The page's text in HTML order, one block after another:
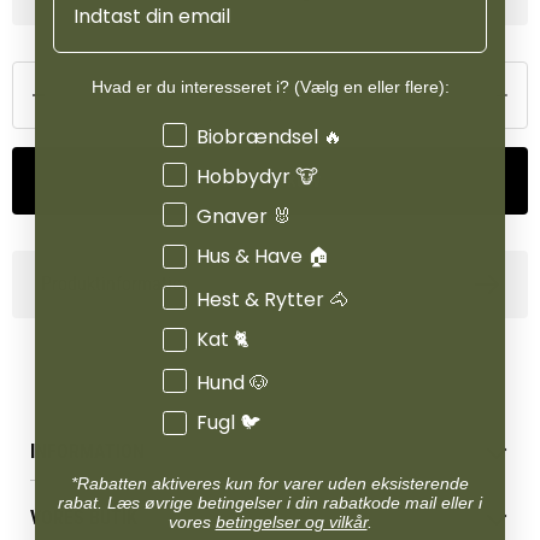
med, at lågets overflade er 25% åbning og 75% flade. Otte mindre
ned langs siden af foderringen, hvor det ikke gør skade på høet.
Tilføj til kurv
Produktinformation
INFORMATION
Betingelser & vilkår
Reklamations- & fortrydelsesret
VORES BUTIK
Hvad er du interesseret i? (Vælg en eller flere):
Interesser
Biobrændsel 🔥
Hobbydyr 🐮
Gnaver 🐰
Hus & Have 🏠
Hest & Rytter 🐴
Kat 🐈
Hund 🐶
Fugl 🐦
*Rabatten aktiveres kun for varer uden eksisterende
rabat. Læs øvrige betingelser i din rabatkode mail eller i
vores betingelser og vilkår.